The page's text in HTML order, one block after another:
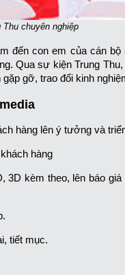
chuyên nghiệp
đến con em của cán
Qua sự kiện Trung
gỡ, trao đổi kinh
hàng lên ý tưởng và
hàng
3D kèm theo, lên báo
tiết mục.